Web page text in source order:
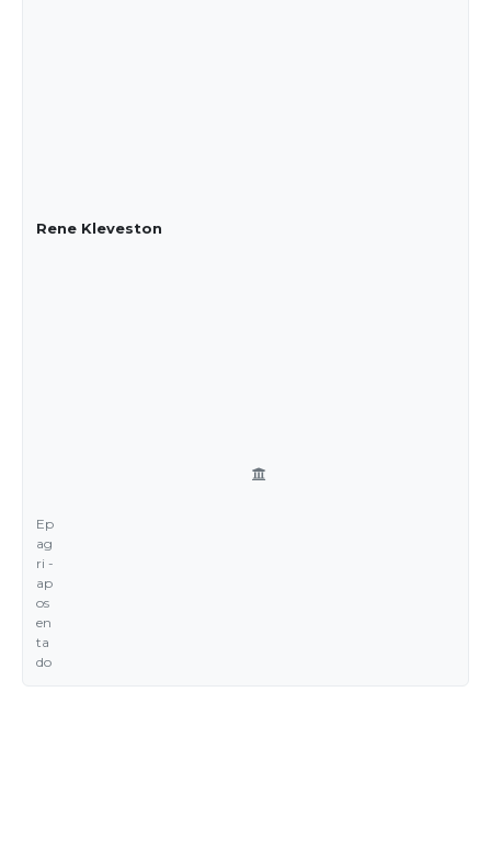
Rene Kleveston
Ep
ag
ri -
ap
os
en
ta
do